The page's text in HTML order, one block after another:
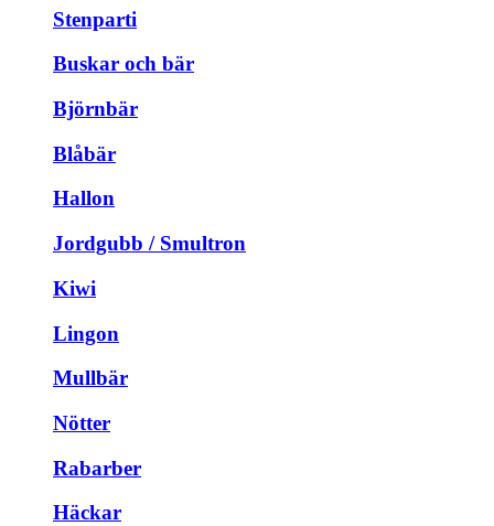
Stenparti
Buskar och bär
Björnbär
Blåbär
Hallon
Jordgubb / Smultron
Kiwi
Lingon
Mullbär
Nötter
Rabarber
Häckar